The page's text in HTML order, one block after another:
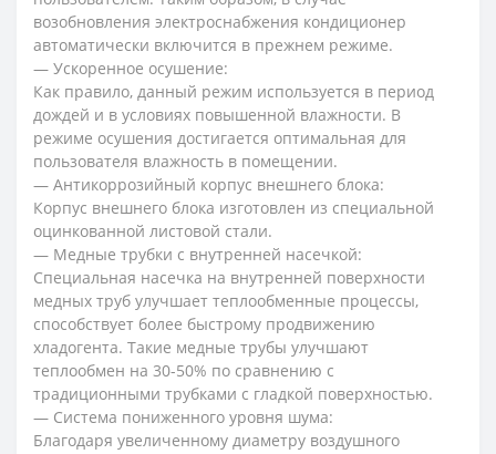
возобновления электроснабжения кондиционер
автоматически включится в прежнем режиме.
— Ускоренное осушение:
Как правило, данный режим используется в период
дождей и в условиях повышенной влажности. В
режиме осушения достигается оптимальная для
пользователя влажность в помещении.
— Антикоррозийный корпус внешнего блока:
Корпус внешнего блока изготовлен из специальной
оцинкованной листовой стали.
— Медные трубки с внутренней насечкой:
Специальная насечка на внутренней поверхности
медных труб улучшает теплообменные процессы,
способствует более быстрому продвижению
хладогента. Такие медные трубы улучшают
теплообмен на 30-50% по сравнению с
традиционными трубками с гладкой поверхностью.
— Система пониженного уровня шума:
Благодаря увеличенному диаметру воздушного